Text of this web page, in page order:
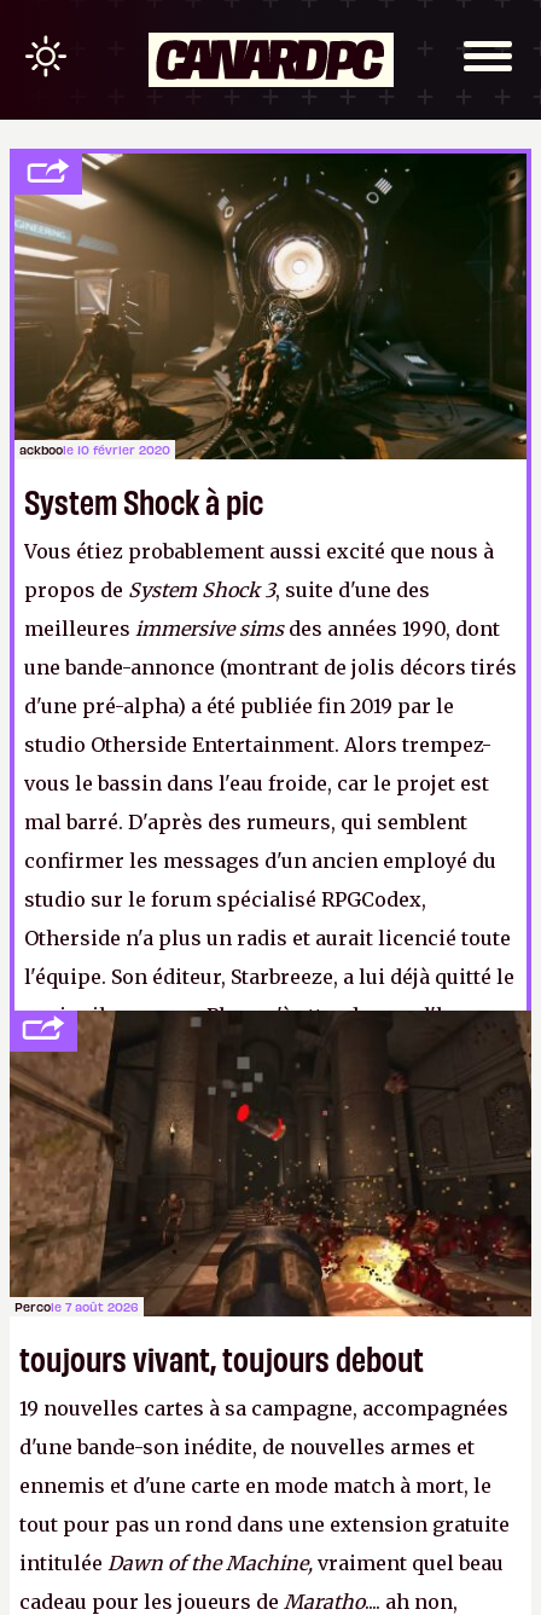
ackboole 10 février 2020
System Shock à pic
Vous étiez probablement aussi excité que nous à
propos de System Shock 3, suite d'une des
meilleures immersive sims des années 1990, dont
une bande-annonce (montrant de jolis décors tirés
d'une pré-alpha) a été publiée fin 2019 par le
studio Otherside Entertainment. Alors trempez-
vous le bassin dans l'eau froide, car le projet est
mal barré. D'après des rumeurs, qui semblent
confirmer les messages d'un ancien employé du
studio sur le forum spécialisé RPGCodex,
Otherside n'a plus un radis et aurait licencié toute
l'équipe. Son éditeur, Starbreeze, a lui déjà quitté le
navire il y a un an. Plus qu'à attendre que l'heure
de la mort soit officiellement annoncée.
Percole 7 août 2026
toujours vivant, toujours debout
19 nouvelles cartes à sa campagne, accompagnées
d'une bande-son inédite, de nouvelles armes et
ennemis et d'une carte en mode match à mort, le
tout pour pas un rond dans une extension gratuite
intitulée Dawn of the Machine, vraiment quel beau
cadeau pour les joueurs de Maratho.... ah non,